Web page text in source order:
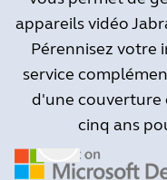
appareils vidéo
Pérennisez votre
service
d'une couverture
cinq ans